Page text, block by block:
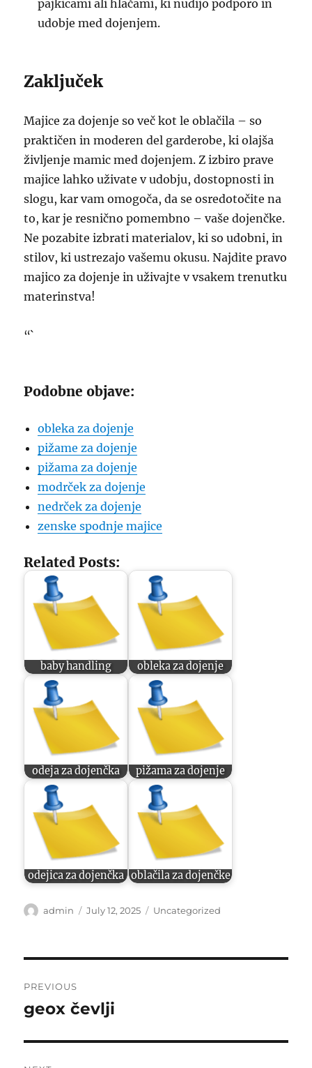
pajkicami ali hlačami, ki nudijo podporo in
udobje med dojenjem.
Zaključek
Majice za dojenje so več kot le oblačila – so
praktičen in moderen del garderobe, ki olajša
življenje mamic med dojenjem. Z izbiro prave
majice lahko uživate v udobju, dostopnosti in
slogu, kar vam omogoča, da se osredotočite na
to, kar je resnično pomembno – vaše dojenčke.
Ne pozabite izbrati materialov, ki so udobni, in
stilov, ki ustrezajo vašemu okusu. Najdite pravo
majico za dojenje in uživajte v vsakem trenutku
materinstva!
“`
Podobne objave:
obleka za dojenje
pižame za dojenje
pižama za dojenje
modrček za dojenje
nedrček za dojenje
zenske spodnje majice
Related Posts:
baby handling obleka za dojenje
odeja za dojenčka pižama za dojenje
odejica za dojenčka oblačila za dojenčke
Author
admin
Posted
July 12, 2025 Categories
Uncategorized
navigation
PREVIOUS
Previous
geox čevlji